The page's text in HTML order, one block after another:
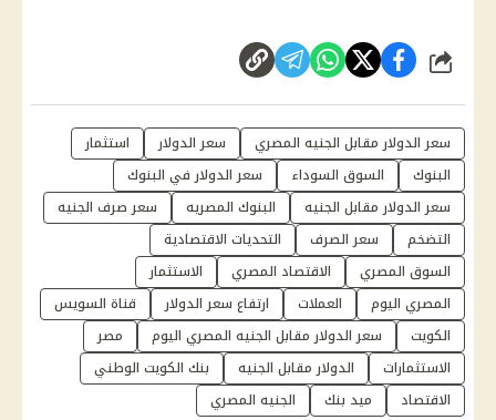
شارك
سعر الدولار مقابل الجنيه المصري سعر الدولار
استثمار
البنوك
السوق السوداء
سعر الدولار في البنوك
سعر الدولار مقابل الجنيه
البنوك المصريه
سعر صرف الجنيه
التضخم
سعر الصرف
التحديات الاقتصادية
السوق المصري
الاقتصاد المصري
الاستثمار
المصري اليوم
العملات ارتفاع سعر الدولار
قناة السويس
الكويت
سعر الدولار مقابل الجنيه المصري اليوم
مصر
الاستثمارات
الدولار مقابل الجنيه
بنك الكويت الوطني
الاقتصاد
ميد بنك الجنيه المصري